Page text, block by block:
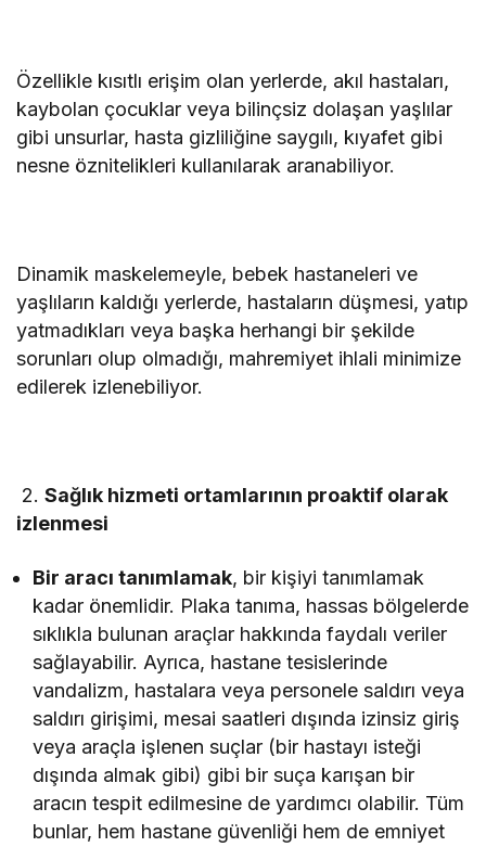
Özellikle kısıtlı erişim olan yerlerde, akıl hastaları,
kaybolan çocuklar veya bilinçsiz dolaşan yaşlılar
gibi unsurlar, hasta gizliliğine saygılı, kıyafet gibi
nesne öznitelikleri kullanılarak aranabiliyor.
Dinamik maskelemeyle, bebek hastaneleri ve
yaşlıların kaldığı yerlerde, hastaların düşmesi, yatıp
yatmadıkları veya başka herhangi bir şekilde
sorunları olup olmadığı, mahremiyet ihlali minimize
edilerek izlenebiliyor.
2.Sağlık hizmeti ortamlarının proaktif olarak
izlenmesi
Bir aracı tanımlamak, bir kişiyi tanımlamak
kadar önemlidir. Plaka tanıma, hassas bölgelerde
sıklıkla bulunan araçlar hakkında faydalı veriler
sağlayabilir. Ayrıca, hastane tesislerinde
vandalizm, hastalara veya personele saldırı veya
saldırı girişimi, mesai saatleri dışında izinsiz giriş
veya araçla işlenen suçlar (bir hastayı isteği
dışında almak gibi) gibi bir suça karışan bir
aracın tespit edilmesine de yardımcı olabilir. Tüm
bunlar, hem hastane güvenliği hem de emniyet